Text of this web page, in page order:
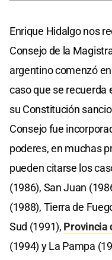
Enrique Hidalgo nos
Consejo de la
argentino comenzó
caso que se recuerda
su Constitución
Consejo fue
poderes, en muchas
pueden citarse los
(1986), San Juan
(1988), Tierra de
Sud (1991), Provincia
(1994) y La Pampa